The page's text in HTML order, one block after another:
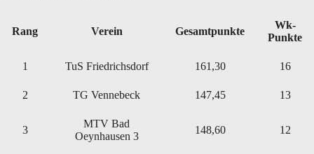
Rang Verein Gesamtpunkte
Wk-
Punkte
1 TuS Friedrichsdorf 161,30 16
2 TG Vennebeck 147,45 13
3
MTV Bad
Oeynhausen 3
148,60 12